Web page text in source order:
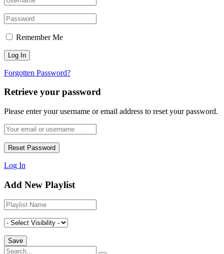
Remember Me
Forgotten Password?
Retrieve your password
Please enter your username or email address to reset your password.
Log In
Add New Playlist